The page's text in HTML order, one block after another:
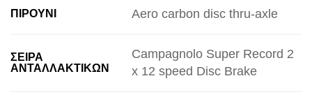
ΠΙΡΟΎΝΙ Aero carbon disc thru-axle
ΣΕΙΡΆ
ΑΝΤΑΛΛΑΚΤΙΚΏΝ
Campagnolo Super Record 2
x 12 speed Disc Brake